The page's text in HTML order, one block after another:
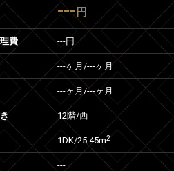
--- 円
費 ---円
---ヶ月 /---ヶ月
---ヶ月 /---ヶ月
12階/西
1DK/25.45m2
---